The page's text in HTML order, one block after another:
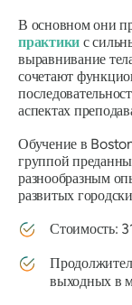
В основном они
практики с
выравнивание
сочетают
аспектах
Обучение в
группой
разнообразным
развитых
Стоимость:
выходных в